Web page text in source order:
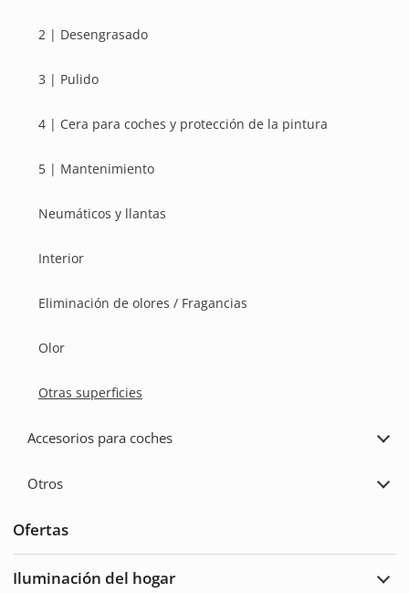
2 | Desengrasado
3 | Pulido
4 | Cera para coches y protección de la pintura
5 | Mantenimiento
Neumáticos y llantas
Interior
Eliminación de olores / Fragancias
Olor
Otras superficies
Accesorios para coches
Otros
Ofertas
Iluminación del hogar